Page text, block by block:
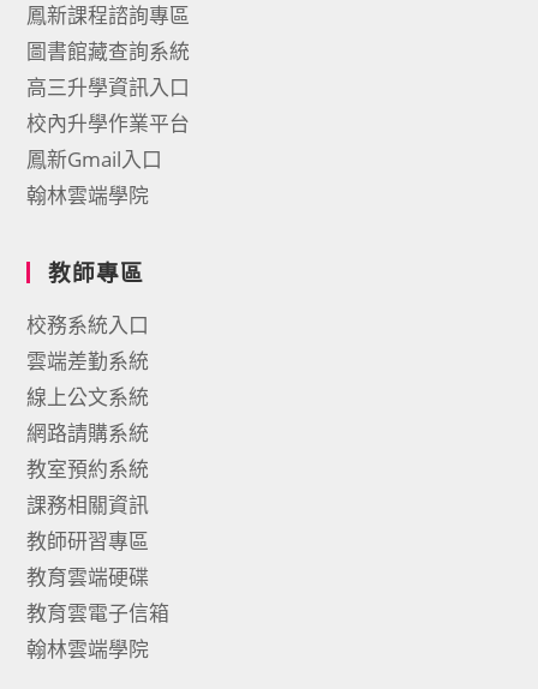
鳳新課程諮詢專區
圖書館藏查詢系統
高三升學資訊入口
校內升學作業平台
鳳新Gmail入口
翰林雲端學院
教師專區
校務系統入口
雲端差勤系統
線上公文系統
網路請購系統
教室預約系統
課務相關資訊
教師研習專區
教育雲端硬碟
教育雲電子信箱
翰林雲端學院